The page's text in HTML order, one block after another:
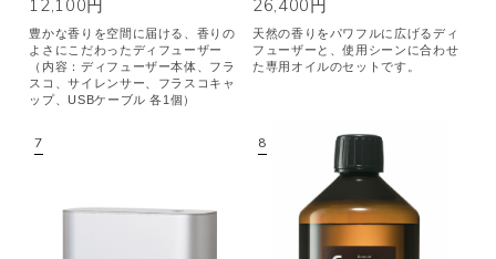
12,100円
豊かな香りを空間に届ける、香りの
よさにこだわったディフューザー
（内容：ディフューザー本体、フラ
スコ、サイレンサー、フラスコキャ
ップ、USBケーブル 各1個）
26,400円
天然の香りをパワフルに広げるディ
フューザーと、使用シーンに合わせ
た専用オイルのセットです。